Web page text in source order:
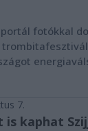
fotókkal
7.
is kaphat